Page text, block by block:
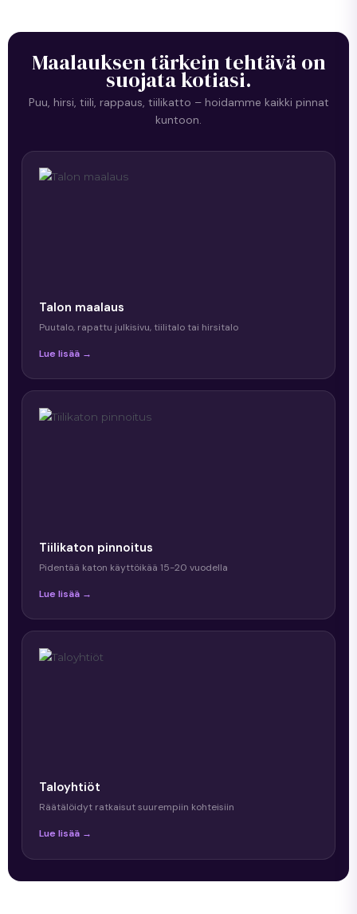
Maalauksen tärkein tehtävä on
suojata kotiasi.
Puu, hirsi, tiili, rappaus, tiilikatto – hoidamme kaikki pinnat
kuntoon.
Talon maalaus
Puutalo, rapattu julkisivu, tiilitalo tai hirsitalo
Lue lisää →
Tiilikaton pinnoitus
Pidentää katon käyttöikää 15-20 vuodella
Lue lisää →
Taloyhtiöt
Räätälöidyt ratkaisut suurempiin kohteisiin
Lue lisää →